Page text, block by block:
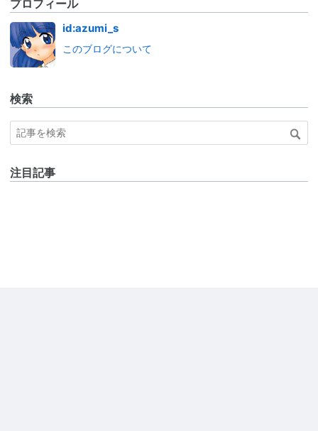
プロフィール
id:azumi_s
このブログについて
検索
注目記事